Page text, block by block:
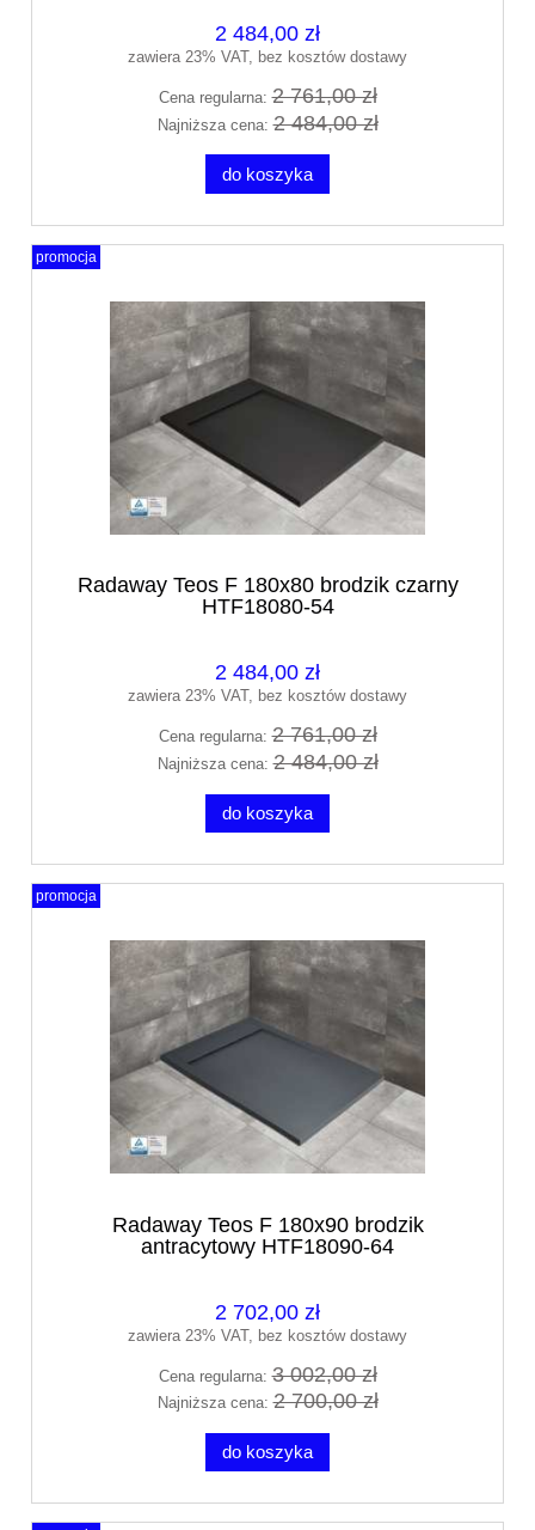
2 484,00 zł
zawiera 23% VAT, bez kosztów dostawy
Cena regularna:2 761,00 zł
Najniższa cena:2 484,00 zł
do koszyka
Radaway Teos F 180x80 brodzik czarny
HTF18080-54
2 484,00 zł
zawiera 23% VAT, bez kosztów dostawy
Cena regularna:2 761,00 zł
Najniższa cena:2 484,00 zł
do koszyka
promocja
Radaway Teos F 180x90 brodzik
antracytowy HTF18090-64
2 702,00 zł
zawiera 23% VAT, bez kosztów dostawy
Cena regularna:3 002,00 zł
Najniższa cena:2 700,00 zł
do koszyka
promocja